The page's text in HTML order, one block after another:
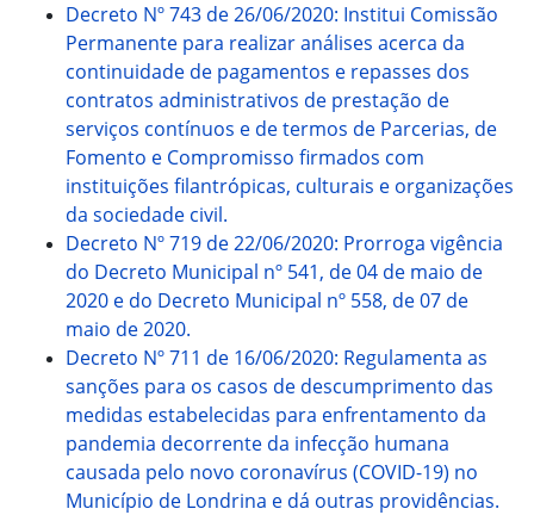
Decreto Nº 743 de 26/06/2020: Institui Comissão
Permanente para realizar análises acerca da
continuidade de pagamentos e repasses dos
contratos administrativos de prestação de
serviços contínuos e de termos de Parcerias, de
Fomento e Compromisso firmados com
instituições filantrópicas, culturais e organizações
da sociedade civil.
Decreto Nº 719 de 22/06/2020: Prorroga vigência
do Decreto Municipal nº 541, de 04 de maio de
2020 e do Decreto Municipal nº 558, de 07 de
maio de 2020.
Decreto Nº 711 de 16/06/2020: Regulamenta as
sanções para os casos de descumprimento das
medidas estabelecidas para enfrentamento da
pandemia decorrente da infecção humana
causada pelo novo coronavírus (COVID-19) no
Município de Londrina e dá outras providências.